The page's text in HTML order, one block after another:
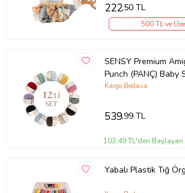
222,50 TL
500 TL ve
SENSY Premium
Punch (PANÇ) Baby
gr 12'li Örgü İp Set5
Kargo Bedava
539,99 TL
103,49 TL'den
Yabalı Plastik Tığ